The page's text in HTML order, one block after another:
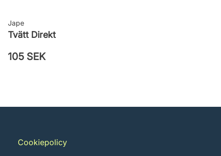
Jape
Tvätt Direkt
105 SEK
Cookiepolicy